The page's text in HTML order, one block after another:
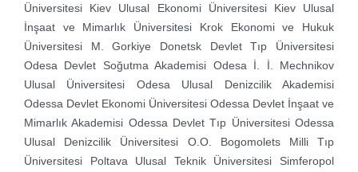
Üniversitesi Kiev Ulusal Ekonomi ÜniversitesiKiev Ulusal
İnşaat ve Mimarlık Üniversitesi Krok Ekonomi ve Hukuk
Üniversitesi M. Gorkiye Donetsk Devlet Tıp Üniversitesi
Odesa Devlet Soğutma Akademisi Odesa İ. İ. Mechnikov
Ulusal Üniversitesi Odesa Ulusal Denizcilik Akademisi
Odessa Devlet Ekonomi Üniversitesi Odessa Devlet İnşaat ve
Mimarlık Akademisi Odessa Devlet Tıp ÜniversitesiOdessa
Ulusal Denizcilik Üniversitesi O.O. Bogomolets Milli Tıp
Üniversitesi Poltava Ulusal Teknik Üniversitesi Simferopol